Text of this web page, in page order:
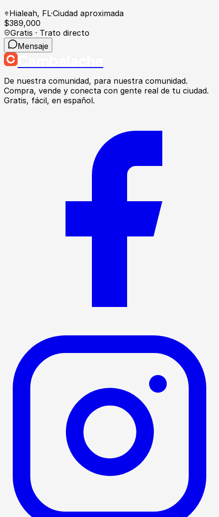
Hialeah, FL·Ciudad aproximada
$389,000
Gratis · Trato directo
Mensaje
De nuestra comunidad, para nuestra comunidad.
Compra, vende y conecta con gente real de tu ciudad.
Gratis, fácil, en español.